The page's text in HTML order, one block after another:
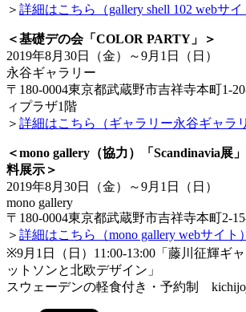
＞ 詳細はこちら（gallery shell 102 webサイ
＜基礎デの会「COLOR PARTY」＞
2019年8月30日（金）～9月1日（日）
永谷ギャラリー
〒180-0004東京都武蔵野市吉祥寺本町1-
ィプラザ1階
＞ 詳細はこちら（ギャラリー永谷ギャラ
＜mono gallery（協力）「Scandinavia
料展示＞
2019年8月30日（金）～9月1日（日）
mono gallery
〒180-0004東京都武蔵野市吉祥寺本町2-
＞ 詳細はこちら（mono gallery webサイト）
※9月1日（日）11:00-13:00「藤川征輝ギ
ットソンと北欧デザイン」
スウェーデンの軽食付き・予約制